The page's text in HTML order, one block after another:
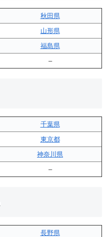
秋田県
山形県
福島県
–
千葉県
東京都
神奈川県
–
長野県